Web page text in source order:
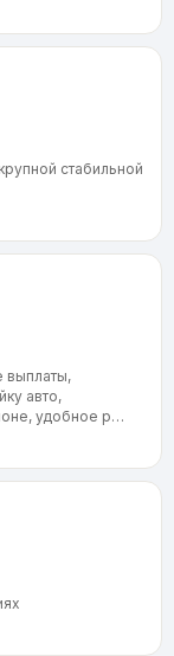
стабильной
выплаты,
авто,
удобное р…